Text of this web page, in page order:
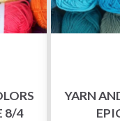
8/4
YARN